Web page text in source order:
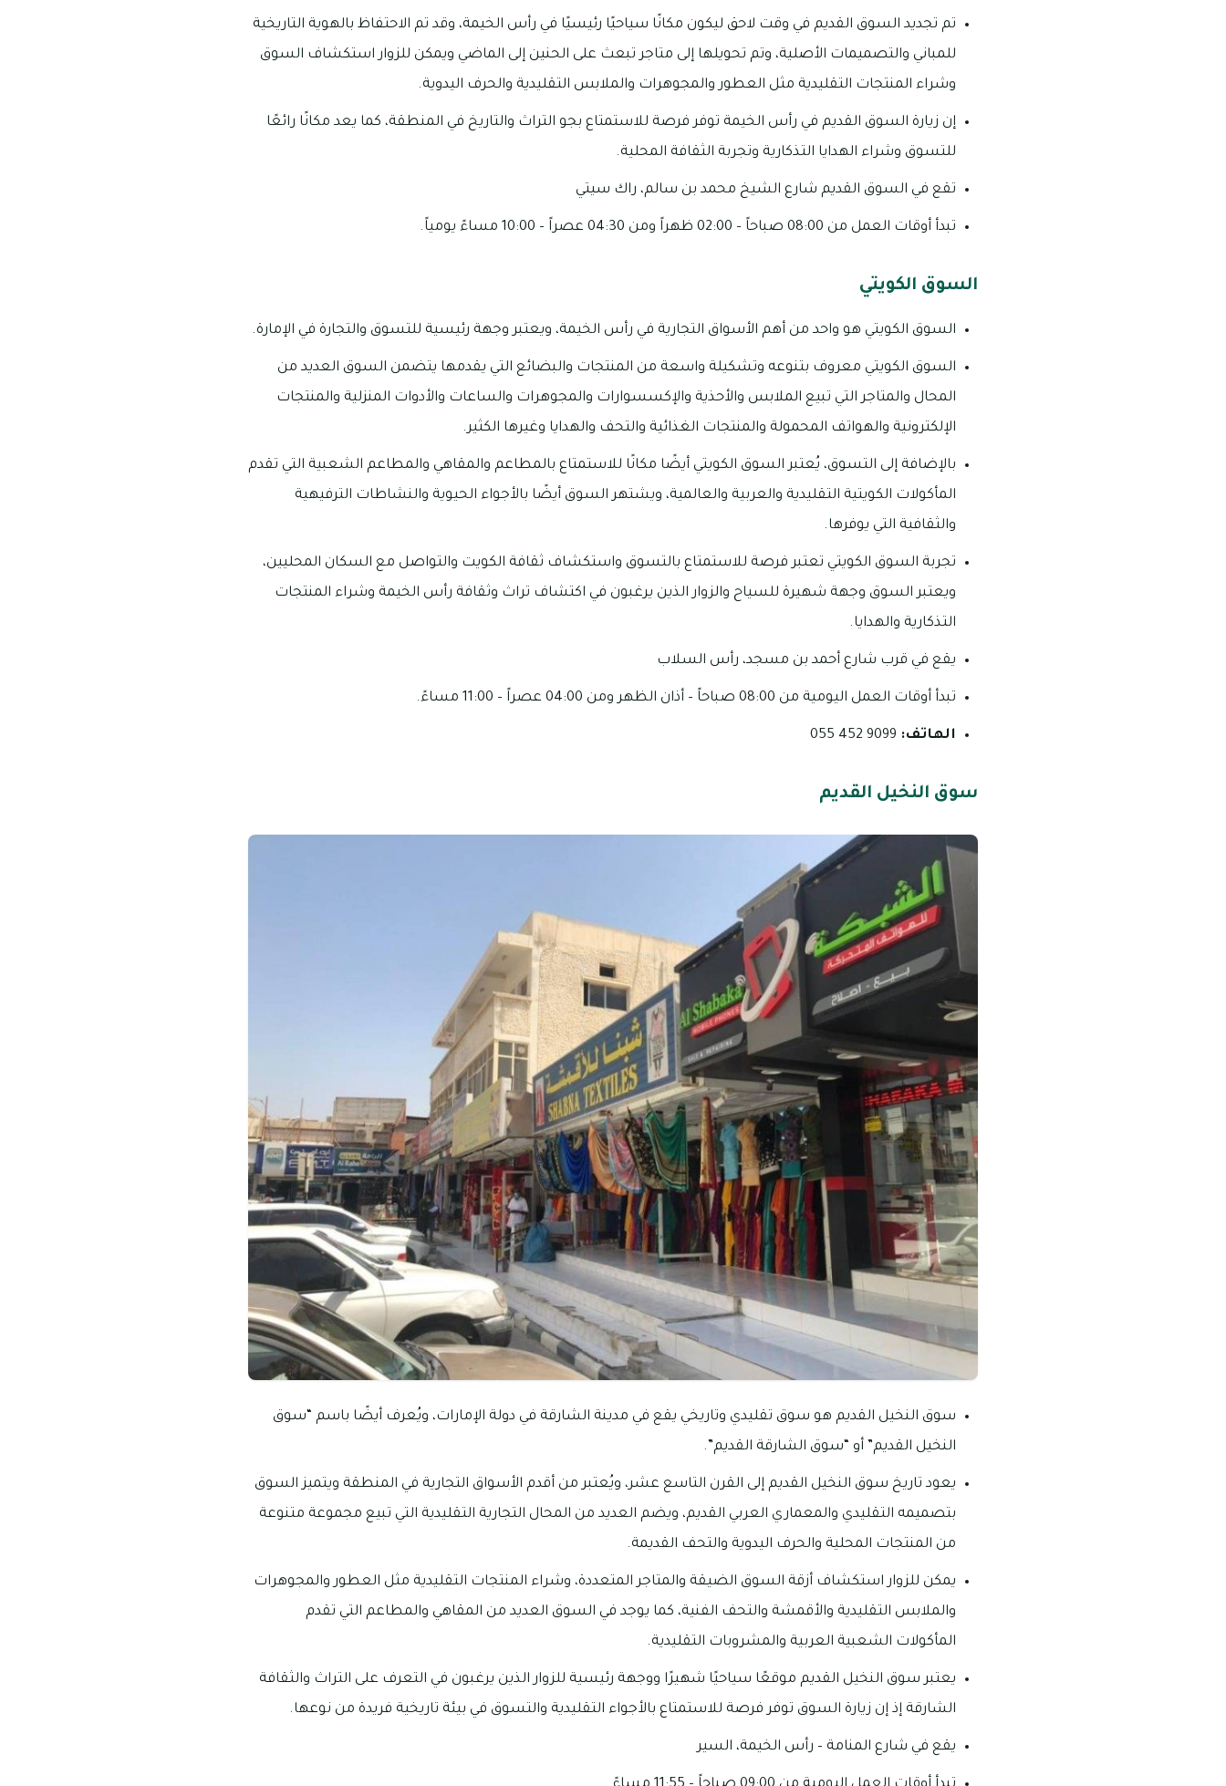
تم تجديد السوق القديم في وقت لاحق ليكون مكانًا سياحيًا رئيسيًا في رأس الخيمة، وقد تم الاحتفاظ بالهوية التاريخية
للمباني والتصميمات الأصلية، وتم تحويلها إلى متاجر تبعث على الحنين إلى الماضي ويمكن للزوار استكشاف السوق
وشراء المنتجات التقليدية مثل العطور والمجوهرات والملابس التقليدية والحرف اليدوية.
إن زيارة السوق القديم في رأس الخيمة توفر فرصة للاستمتاع بجو التراث والتاريخ في المنطقة، كما يعد مكانًا رائعًا
للتسوق وشراء الهدايا التذكارية وتجربة الثقافة المحلية.
تقع في السوق القديم شارع الشيخ محمد بن سالم، راك سيتي
تبدأ أوقات العمل من 08:00 صباحاً – 02:00 ظهراً ومن 04:30 عصراً – 10:00 مساءً يومياً.
السوق الكويتي
السوق الكويتي هو واحد من أهم الأسواق التجارية في رأس الخيمة، ويعتبر وجهة رئيسية للتسوق والتجارة في الإمارة.
السوق الكويتي معروف بتنوعه وتشكيلة واسعة من المنتجات والبضائع التي يقدمها يتضمن السوق العديد من
المحال والمتاجر التي تبيع الملابس والأحذية والإكسسوارات والمجوهرات والساعات والأدوات المنزلية والمنتجات
الإلكترونية والهواتف المحمولة والمنتجات الغذائية والتحف والهدايا وغيرها الكثير.
بالإضافة إلى التسوق، يُعتبر السوق الكويتي أيضًا مكانًا للاستمتاع بالمطاعم والمقاهي والمطاعم الشعبية التي تقدم
المأكولات الكويتية التقليدية والعربية والعالمية، ويشتهر السوق أيضًا بالأجواء الحيوية والنشاطات الترفيهية
والثقافية التي يوفرها.
تجربة السوق الكويتي تعتبر فرصة للاستمتاع بالتسوق واستكشاف ثقافة الكويت والتواصل مع السكان المحليين،
ويعتبر السوق وجهة شهيرة للسياح والزوار الذين يرغبون في اكتشاف تراث وثقافة رأس الخيمة وشراء المنتجات
التذكارية والهدايا.
يقع في قرب شارع أحمد بن مسجد، رأس السلاب
تبدأ أوقات العمل اليومية من 08:00 صباحاً – أذان الظهر ومن 04:00 عصراً – 11:00 مساءً.
الهاتف:
سوق النخيل القديم
سوق النخيل القديم هو سوق تقليدي وتاريخي يقع في مدينة الشارقة في دولة الإمارات، ويُعرف أيضًا باسم “سوق
النخيل القديم” أو “سوق الشارقة القديم”.
يعود تاريخ سوق النخيل القديم إلى القرن التاسع عشر، ويُعتبر من أقدم الأسواق التجارية في المنطقة ويتميز السوق
بتصميمه التقليدي والمعماري العربي القديم، ويضم العديد من المحال التجارية التقليدية التي تبيع مجموعة متنوعة
من المنتجات المحلية والحرف اليدوية والتحف القديمة.
يمكن للزوار استكشاف أزقة السوق الضيقة والمتاجر المتعددة، وشراء المنتجات التقليدية مثل العطور والمجوهرات
والملابس التقليدية والأقمشة والتحف الفنية، كما يوجد في السوق العديد من المقاهي والمطاعم التي تقدم
المأكولات الشعبية العربية والمشروبات التقليدية.
يعتبر سوق النخيل القديم موقعًا سياحيًا شهيرًا ووجهة رئيسية للزوار الذين يرغبون في التعرف على التراث والثقافة
الشارقة إذ إن زيارة السوق توفر فرصة للاستمتاع بالأجواء التقليدية والتسوق في بيئة تاريخية فريدة من نوعها.
يقع في شارع المنامة – رأس الخيمة، السير